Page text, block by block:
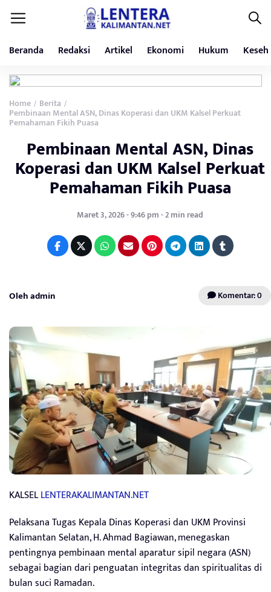
Beranda Redaksi Artikel Ekonomi Hukum
Home / Berita /
Pembinaan Mental ASN, Dinas Koperasi dan UKM Kalsel Perkuat
Pemahaman Fikih Puasa
Pembinaan Mental ASN, Dinas
Koperasi dan UKM Kalsel Perkuat
Pemahaman Fikih Puasa
Maret 3, 2026 - 9:46 pm - 2 min read
Oleh admin Komentar: 0
KALSELLENTERAKALIMANTAN.NET
Pelaksana Tugas Kepala Dinas Koperasi dan UKM Provinsi
Kalimantan Selatan, H. Ahmad Bagiawan, menegaskan
pentingnya pembinaan mental aparatur sipil negara (ASN)
sebagai bagian dari penguatan integritas dan spiritualitas di
bulan suci Ramadan.